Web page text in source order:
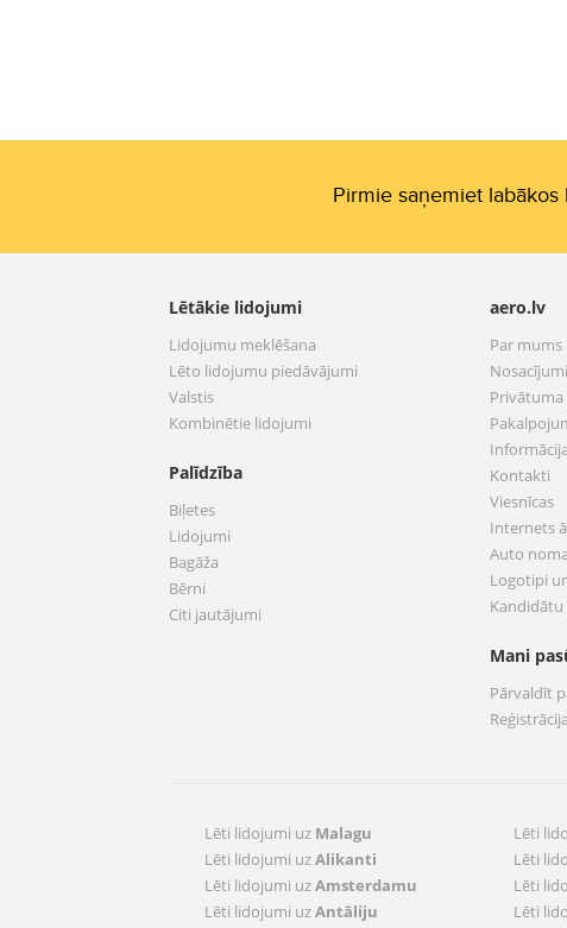
Pirmie saņemiet
Lētākie lidojumi
Lidojumu meklēšana
Lēto lidojumu piedāvājumi
Valstis
Kombinētie lidojumi
Palīdzība
Biļetes
Lidojumi
Bagāža
Bērni
Citi jautājumi
aero.lv
Par mums
Informācija
Kontakti
Viesnīcas
Internets
Auto noma
Logotipi
Mani
Pārvaldīt
Lēti lidojumi uz Malagu
Lēti lidojumi uzAlikanti
Lēti lidojumi uzAmsterdamu
Lēti lidojumi uzAntāliju
Lēti
Lēti
Lēti
Lēti